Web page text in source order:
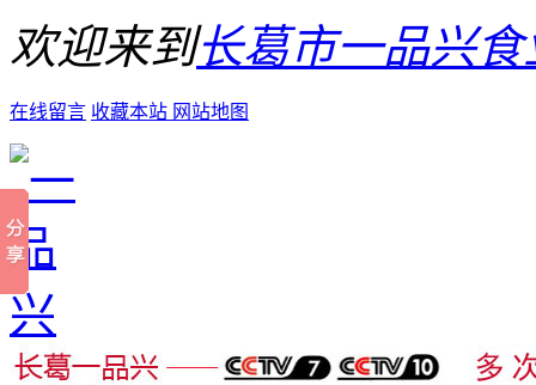
欢迎来到长葛市一品兴
在线留言 收藏本站 网站地图